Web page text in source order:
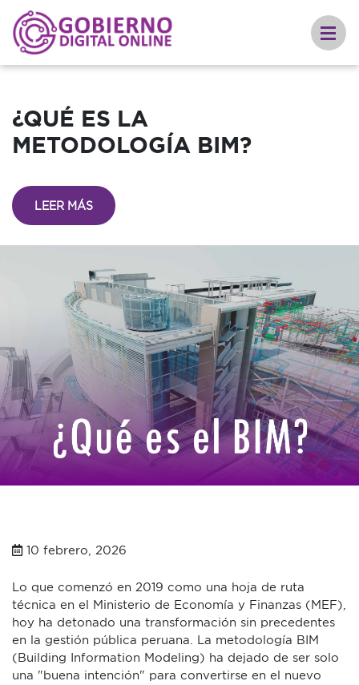
¿QUÉ ES LA
METODOLOGÍA BIM?
LEER MÁS
10 febrero, 2026
Lo que comenzó en 2019 como una hoja de ruta
técnica en el Ministerio de Economía y Finanzas (MEF),
hoy ha detonado una transformación sin precedentes
en la gestión pública peruana. La metodología BIM
(Building Information Modeling) ha dejado de ser solo
una "buena intención" para convertirse en el nuevo